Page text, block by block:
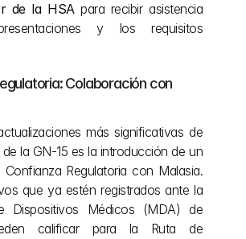
de la HSA para recibir asistencia
y los requisitos
Colaboración con
más significativas de
de la GN-15 es la introducción de un
Regulatoria con Malasia.
que ya estén registrados ante la
Dispositivos Médicos (MDA) de
calificar para la Ruta de